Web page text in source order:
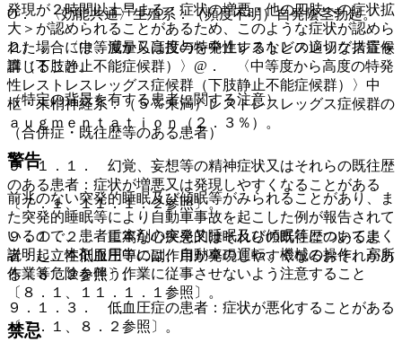
発現が２時間以上早まる・症状の増悪・他の四肢への症状拡
大＞が認められることがあるため、このような症状が認めら
れた場合には、減量又は投与を中止するなどの適切な措置を
講じること。
（特定の背景を有する患者に関する注意）
（合併症・既往歴等のある患者）
９．１．１． 幻覚、妄想等の精神症状又はそれらの既往歴
のある患者：症状が増悪又は発現しやすくなることがある
〔７．１、１１．１．２参照〕。
９．１．２． 重篤な心疾患又はそれらの既往歴のある患
者：起立性低血圧等の副作用が発現しやすくなるおそれがあ
る〔８．２参照〕。
９．１．３． 低血圧症の患者：症状が悪化することがある
〔７．１、８．２参照〕。
O． 〈効能共通〉生殖系：（頻度不明）自発陰茎勃起。
２）． 〈中等度から高度の特発性レストレスレッグス症候
群（下肢静止不能症候群）〉@． 〈中等度から高度の特発
性レストレスレッグス症候群（下肢静止不能症候群）〉中
枢・末梢神経系：（５％未満）レストレスレッグス症候群の
ａｕｇｍｅｎｔａｔｉｏｎ（２．３％）。
警告
前兆のない突発的睡眠及び傾眠等がみられることがあり、ま
た突発的睡眠等により自動車事故を起こした例が報告されて
いるので、患者に本剤の突発的睡眠及び傾眠等についてよく
説明し、本剤服用中には、自動車の運転、機械の操作、高所
作業等危険を伴う作業に従事させないよう注意すること
〔８．１、１１．１．１参照〕。
禁忌